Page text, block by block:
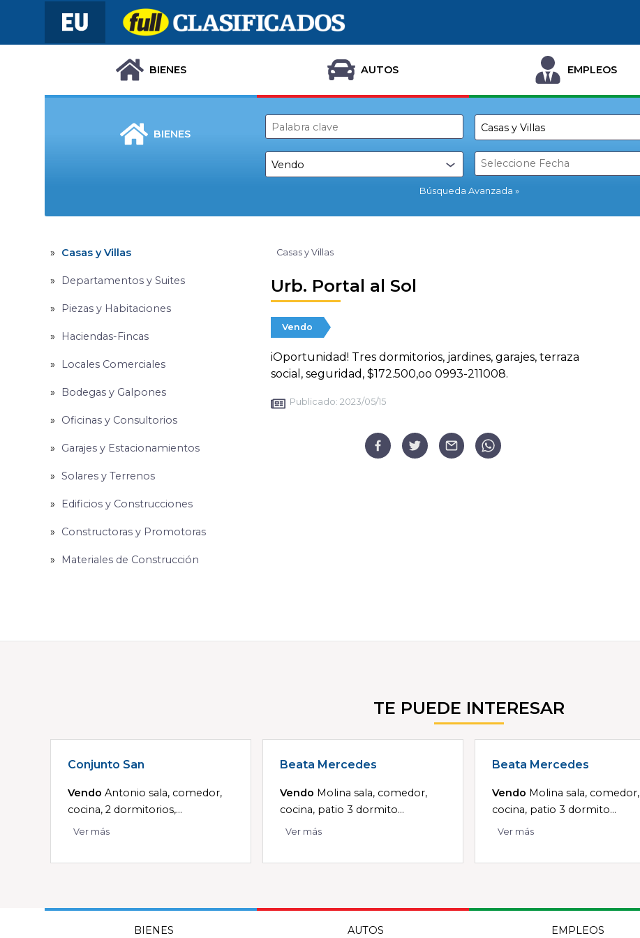
BIENES AUTOS EMPLEOS
BIENES
Búsqueda Avanzada
Casas y Villas
Departamentos y Suites
Piezas y Habitaciones
Haciendas-Fincas
Locales Comerciales
Bodegas y Galpones
Oficinas y Consultorios
Garajes y Estacionamientos
Solares y Terrenos
Edificios y Construcciones
Constructoras y Promotoras
Materiales de Construcción
Casas y Villas
Urb. Portal al Sol
Vendo
iOportunidad! Tres dormitorios, jardines, garajes, terraza
social, seguridad, $172.500,oo 0993-211008.
Publicado: 2023/05/15
TE PUEDE INTERESAR
Conjunto San
Vendo Antonio sala, comedor,
cocina, 2 dormitorios,...
Ver más
Beata Mercedes
Vendo Molina sala, comedor,
cocina, patio 3 dormito...
Ver más
Beata Mercedes
Vendo Molina sala, comedor,
cocina, patio 3 dormito...
Ver más
BIENES AUTOS EMPLEOS